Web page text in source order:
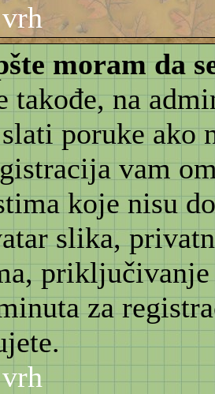
moram da
takođe, na
poruke ako
vam
koje nisu
slika,
priključivanje
za